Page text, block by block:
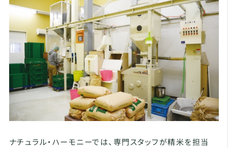
ナチュラル・ハーモニーでは、専門スタッフが精米を担当